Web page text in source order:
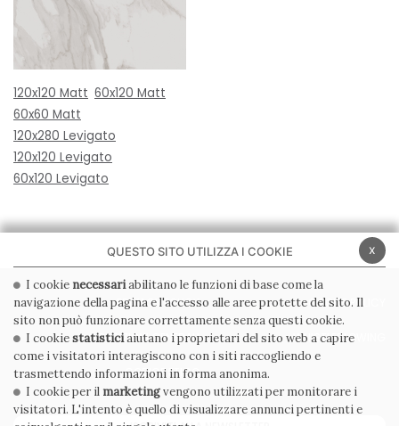
120x120 Matt 60x120 Matt
60x60 Matt
120x280 Levigato
120x120 Levigato
60x120 Levigato
PRIVACY POLICY COOKIE POLICY
CONDIZIONI GENERALI WHISTLEBLOWING
CODICE ETICO
x
QUESTO SITO UTILIZZA I COOKIE
I cookie necessariabilitano le funzioni di base come la
navigazione della pagina e l'accesso alle aree protette del sito. Il
sito non può funzionare correttamente senza questi cookie.
I cookiestatisticiaiutano i proprietari del sito web a capire
come i visitatori interagiscono con i siti raccogliendo e
trasmettendo informazioni in forma anonima.
I cookie per il marketingvengono utilizzati per monitorare i
visitatori. L'intento è quello di visualizzare annunci pertinenti e